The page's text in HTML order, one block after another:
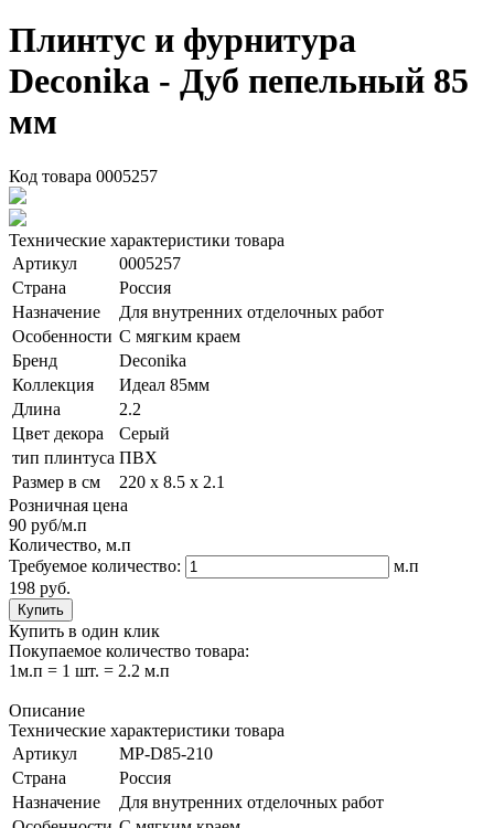
Плинтус и фурнитура
Deconika - Дуб пепельный 85
мм
Код товара 0005257
Технические характеристики товара
Артикул
0005257
Страна
Россия
Назначение
Для внутренних отделочных работ
Особенности С мягким краем
Бренд
Deconika
Коллекция
Идеал 85мм
Длина
2.2
Цвет декора
Серый
тип плинтуса ПВХ
Размер в см
220 х 8.5 х 2.1
Розничная цена
90 руб/м.п
Количество, м.п
Требуемое количество:
м.п
198 руб.
Купить
Купить в один клик
Покупаемое количество товара:
1м.п = 1 шт. = 2.2 м.п
Описание
Технические характеристики товара
Артикул
MP-D85-210
Страна
Россия
Назначение
Для внутренних отделочных работ